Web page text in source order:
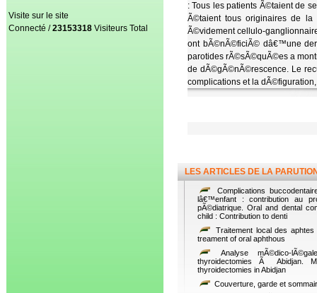
Visite sur le site
Connecté /23153318Visiteurs Total
: Tous les patients Ã©taient de
Ã©taient tous originaires de la
Ã©videment cellulo-
ont bÃ©nÃ©ficiÃ© dâ€™une
parotides rÃ©sÃ©quÃ©es a
de dÃ©gÃ©nÃ©rescence. Le
complications et la
LES ARTICLES DE LA
Complications
lâ€™enfant : contribution au
pÃ©diatrique. Oral and dental
child : Contribution to denti
Traitement local des
treament of oral aphthous
Analyse mÃ©dico-
thyroidectomies Ã Abidjan.
thyroidectomies in Abidjan
Couverture, garde et